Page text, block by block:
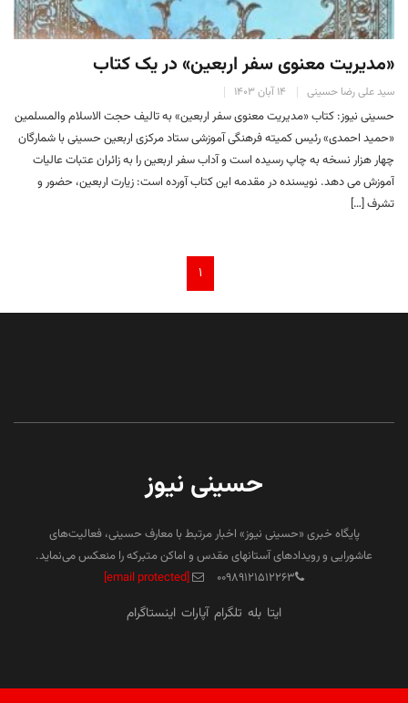
«مدیریت معنوی سفر اربعین» در یک کتاب
سید علی رضا حسینی ۱۴ آبان ۱۴۰۳
حسینی نیوز: کتاب «مدیریت معنوی سفر اربعین» به تالیف حجت الاسلام والمسلمین
«حمید احمدی» رئیس کمیته فرهنگی آموزشی ستاد مرکزی اربعین حسینی با شمارگان
چهار هزار نسخه به چاپ رسیده است و آداب سفر اربعین را به زائران عتبات عالیات
آموزش می دهد. نویسنده در مقدمه این کتاب آورده است: زیارت اربعین، حضور و
تشرف […]
۱
حسینی نیوز
پایگاه خبری «حسینی نیوز» اخبار مرتبط با معارف حسینی، فعالیت‌های
عاشورایی و رویدادهای آستانهای مقدس و اماکن متبرکه را منعکس می‌نماید.
۰۰۹۸۹۱۲۱۵۱۲۲۶۳
[email protected]
ایتا بله تلگرام آپارات اینستاگرام